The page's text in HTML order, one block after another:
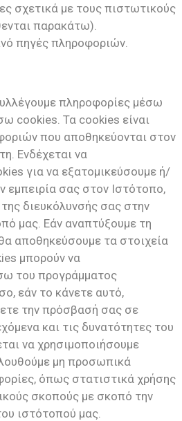
σχετικά με τους πιστωτικούς
παρακάτω).
πηγές πληροφοριών.
πληροφορίες μέσω
cookies. Τα cookies είναι
που αποθηκεύονται στον
Ενδέχεται να
για να εξατομικεύσουμε ή/
εμπειρία σας στον Ιστότοπο,
διευκόλυνσής σας στην
μας. Εάν αναπτύξουμε τη
αποθηκεύσουμε τα στοιχεία
μπορούν να
του προγράμματος
εάν το κάνετε αυτό,
την πρόσβασή σας σε
και τις δυνατότητες του
να χρησιμοποιήσουμε
μη προσωπικά
όπως στατιστικά χρήσης
σκοπούς με σκοπό την
ιστότοπού μας.